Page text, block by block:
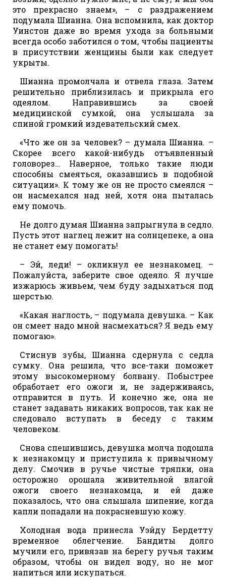
это прекрасно знаем», – с раздражением
подумала Шианна. Она вспомнила, как доктор
Уинстон даже во время ухода за больными
всегда особо заботился о том, чтобы пациенты
в присутствии женщины были как следует
укрыты.
Шианна промолчала и отвела глаза. Затем
решительно приблизилась и прикрыла его
одеялом. Направившись за своей
медицинской сумкой, она услышала за
спиной громкий издевательский смех.
«Что же он за человек? – думала Шианна. –
Скорее всего какой-нибудь отъявленный
головорез… Наверное, только такие люди
способны смеяться, оказавшись в подобной
ситуации». К тому же он не просто смеялся –
он насмехался над ней, хотя она пыталась
ему помочь.
Не долго думая Шианна запрыгнула в седло.
Пусть этот наглец лежит на солнцепеке, а она
не станет ему помогать!
– Эй, леди! – окликнул ее незнакомец. –
Пожалуйста, заберите свое одеяло. Я лучше
изжарюсь живьем, чем буду задыхаться под
шерстью.
«Какая наглость, – подумала девушка. – Как
он смеет надо мной насмехаться? Я ведь ему
помогаю».
Стиснув зубы, Шианна сдернула с седла
сумку. Она решила, что все-таки поможет
этому высокомерному болвану. Побыстрее
обработает его ожоги и, не задерживаясь,
отправится в путь. И конечно же, она не
станет задавать никаких вопросов, так как не
следовало вступать в беседу с таким
человеком.
Снова спешившись, девушка молча подошла
к незнакомцу и приступила к привычному
делу. Смочив в ручье чистые тряпки, она
осторожно орошала живительной влагой
ожоги своего незнакомца, и ей даже
показалось, что она слышала шипение, когда
капли попадали на покрасневшую кожу.
Холодная вода принесла Уэйду Бердетту
временное облегчение. Бандиты долго
мучили его, привязав на берегу ручья таким
образом, чтобы он видел воду, но не мог
напиться или искупаться.